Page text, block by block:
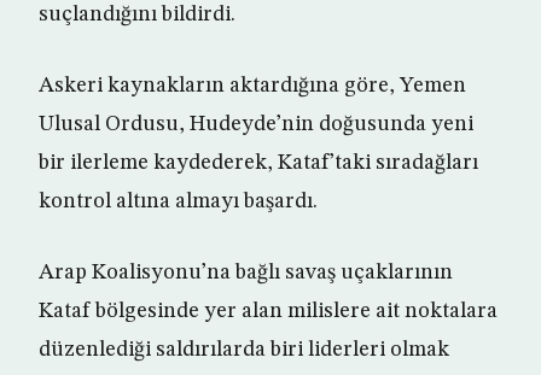
suçlandığını bildirdi.
Askeri kaynakların aktardığına göre, Yemen
Ulusal Ordusu, Hudeyde’nin doğusunda yeni
bir ilerleme kaydederek, Kataf’taki sıradağları
kontrol altına almayı başardı.
Arap Koalisyonu’na bağlı savaş uçaklarının
Kataf bölgesinde yer alan milislere ait noktalara
düzenlediği saldırılarda biri liderleri olmak